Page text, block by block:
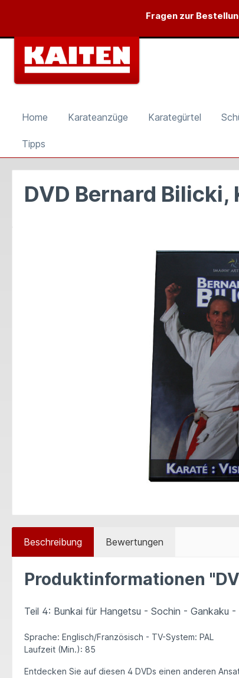
Zur Hauptnavigation springen
Fragen zur
Home Karateanzüge Karategürtel
Tipps
DVD Bernard
Beschreibung Bewertungen
Produktinformationen
Teil 4: Bunkai für Hangetsu - Sochin - Gankaku
Sprache: Englisch/Französisch - TV-System: PAL
Laufzeit (Min.): 85
Entdecken Sie auf diesen 4 DVDs einen anderen